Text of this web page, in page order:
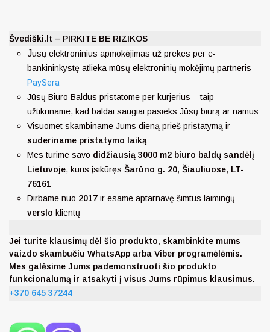
Švediški.lt – PIRKITE BE RIZIKOS
Jūsų elektroninius apmokėjimas už prekes per e-
bankininkystę atlieka mūsų elektroninių mokėjimų partneris
PaySera
Jūsų Biuro Baldus pristatome per kurjerius – taip
užtikriname, kad baldai saugiai pasieks Jūsų biurą ar namus
Visuomet skambiname Jums dieną prieš pristatymą ir
suderiname pristatymo laiką
Mes turime savo didžiausią 3000 m2 biuro baldų sandėlį
Lietuvoje, kuris įsikūręs Šarūno g. 20, Šiauliuose, LT-
76161
Dirbame nuo 2017 ir esame aptarnavę šimtus laimingų
verslo klientų
Jei turite klausimų dėl šio produkto, skambinkite mums
vaizdo skambučiu WhatsApp arba Viber programėlėmis.
Mes galėsime Jums pademonstruoti šio produkto
funkcionalumą ir atsakyti į visus Jums rūpimus klausimus.
+370 645 37244